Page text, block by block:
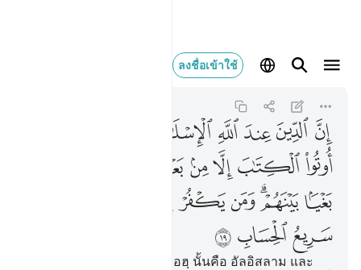
ลงชื่อเข้าใช้
ﱨ ﱩﱪﱫﱬﱭ
ﱱﱲﱳﱴﱵ
ﱹﱺﱻﱼﱽﱾ
ﲂﲃ ﲄ
[19] แท้จริงศาสนา ณ อัลลอฮฺ นั้นคือ อัลอิสลาม และ